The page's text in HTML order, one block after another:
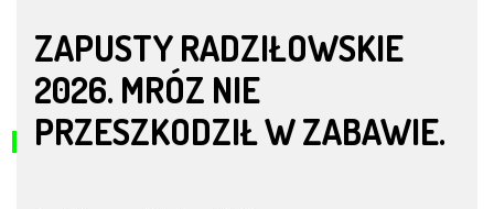
ZAPUSTY RADZIŁOWSKIE
2026. MRÓZ NIE
PRZESZKODZIŁ W ZABAWIE.